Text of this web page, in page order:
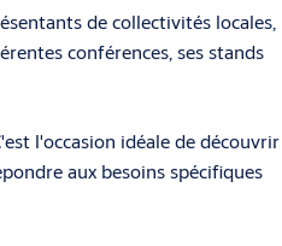
de collectivités locales,
conférences, ses stands
l'occasion idéale de découvrir
aux besoins spécifiques